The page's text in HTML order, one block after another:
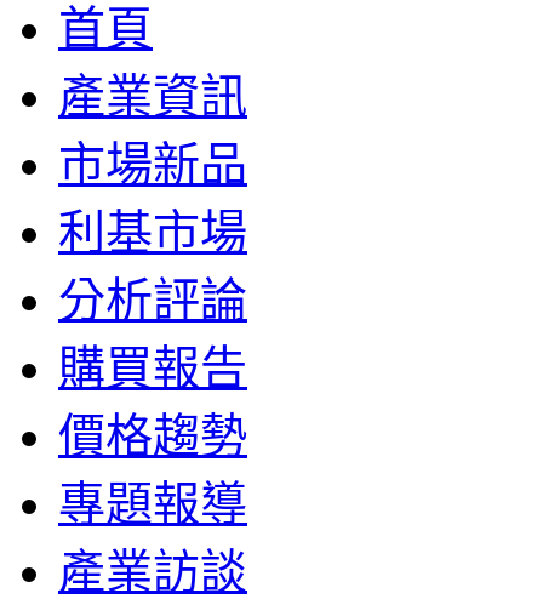
首頁
產業資訊
市場新品
利基市場
分析評論
購買報告
價格趨勢
專題報導
產業訪談